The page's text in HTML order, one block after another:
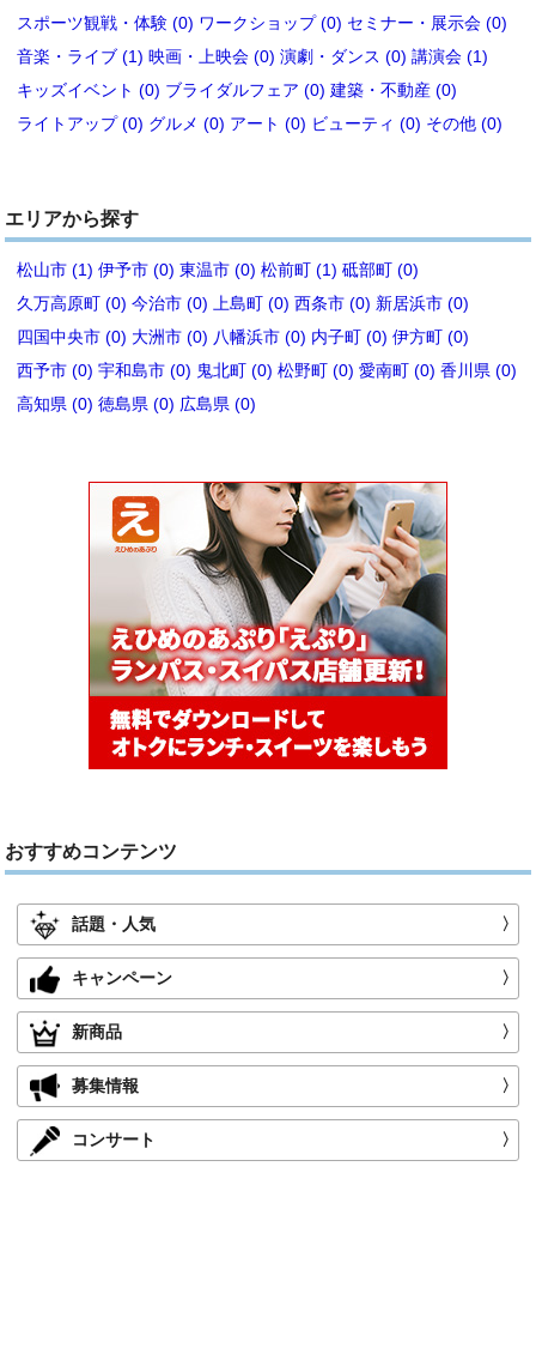
スポーツ観戦・体験 (0) ワークショップ (0) セミナー・展示会 (0)
音楽・ライブ (1) 映画・上映会 (0) 演劇・ダンス (0) 講演会 (1)
キッズイベント (0) ブライダルフェア (0) 建築・不動産 (0)
ライトアップ (0) グルメ (0) アート (0) ビューティ (0) その他 (0)
エリアから探す
松山市 (1) 伊予市 (0) 東温市 (0) 松前町 (1) 砥部町 (0)
久万高原町 (0) 今治市 (0) 上島町 (0) 西条市 (0) 新居浜市 (0)
四国中央市 (0) 大洲市 (0) 八幡浜市 (0) 内子町 (0) 伊方町 (0)
西予市 (0) 宇和島市 (0) 鬼北町 (0) 松野町 (0) 愛南町 (0) 香川県 (0)
高知県 (0) 徳島県 (0) 広島県 (0)
おすすめコンテンツ
話題・人気 〉
キャンペーン 〉
新商品 〉
募集情報 〉
コンサート 〉